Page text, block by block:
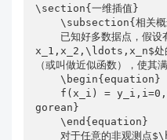
\section{一维插值}
    \subsection{相关概念}
x_1,x_2,\ldots,x_n$处的
（或叫做近似函数），使其
    \begin{equation}
gorean}
    \end{equation}